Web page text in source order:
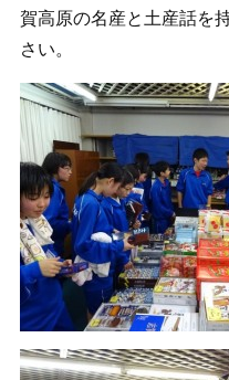
賀高原の名産と土産話を
さい。